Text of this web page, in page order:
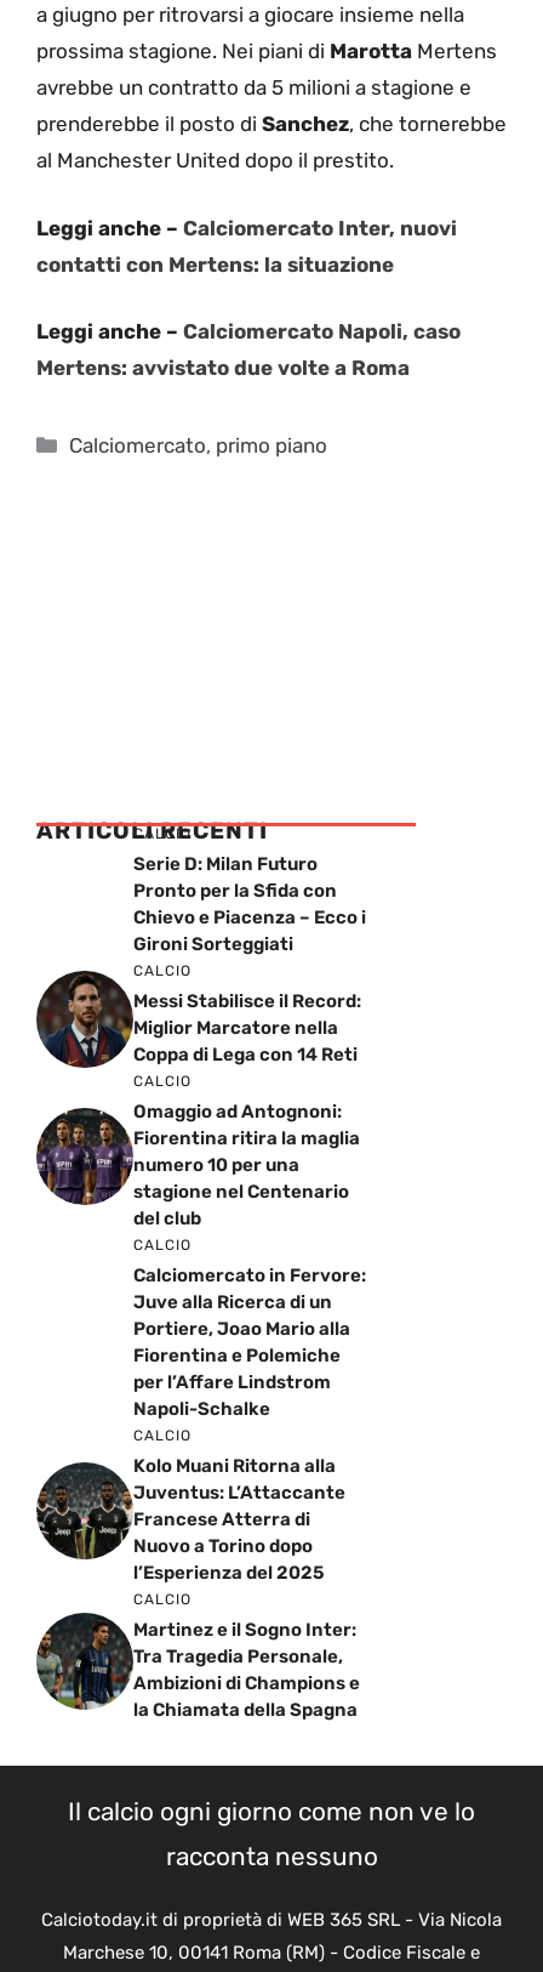
a giugno per ritrovarsi a giocare insieme nella
prossima stagione. Nei piani di Marotta Mertens
avrebbe un contratto da 5 milioni a stagione e
prenderebbe il posto di Sanchez, che tornerebbe
al Manchester United dopo il prestito.
Leggi anche – Calciomercato Inter, nuovi
contatti con Mertens: la situazione
Leggi anche – Calciomercato Napoli, caso
Mertens: avvistato due volte a Roma
Categorie
Calciomercato, primo piano
ARTICOLI RECENTI
CALCIO
Serie D: Milan Futuro
Pronto per la Sfida con
Chievo e Piacenza – Ecco i
Gironi Sorteggiati
CALCIO
Messi Stabilisce il Record:
Miglior Marcatore nella
Coppa di Lega con 14 Reti
CALCIO
Omaggio ad Antognoni:
Fiorentina ritira la maglia
numero 10 per una
stagione nel Centenario
del club
CALCIO
Calciomercato in Fervore:
Juve alla Ricerca di un
Portiere, Joao Mario alla
Fiorentina e Polemiche
per l’Affare Lindstrom
Napoli-Schalke
CALCIO
Kolo Muani Ritorna alla
Juventus: L’Attaccante
Francese Atterra di
Nuovo a Torino dopo
l’Esperienza del 2025
CALCIO
Martinez e il Sogno Inter:
Tra Tragedia Personale,
Ambizioni di Champions e
la Chiamata della Spagna
Il calcio ogni giorno come non ve lo
racconta nessuno
Calciotoday.it di proprietà di WEB 365 SRL - Via Nicola
Marchese 10, 00141 Roma (RM) - Codice Fiscale e